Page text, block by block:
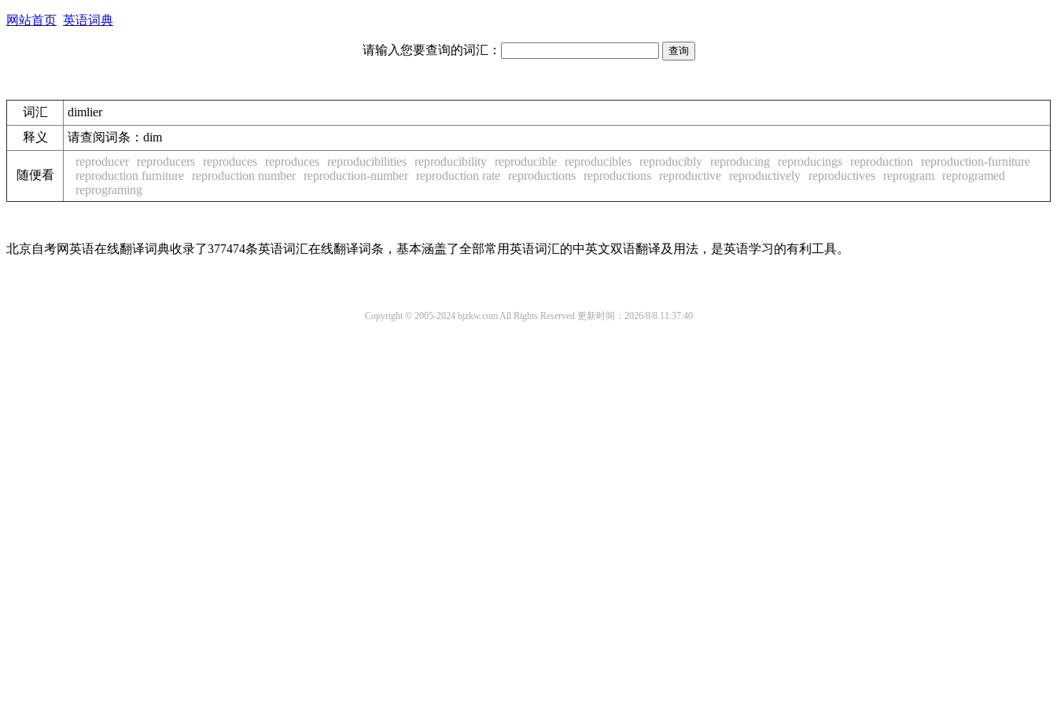
网站首页 英语词典
请输入您要查询的词汇：
词汇
dimlier
释义
请查阅词条：dim
随便看
reproducer reproducers reproduces reproduces reproducibilities reproducibility reproducible reproducibles reproducibly reproducing reproducings reproduction
reproduction-furniture
reproduction furniture reproduction number reproduction-number reproduction rate reproductions reproductions reproductive reproductively reproductives reprogram
reprogramed
reprograming
北京自考网英语在线翻译词典收录了377474条英语词汇在线翻译词条，基本涵盖了全部常用英语词汇的中英文双语翻译及用法，是英语学习的有利工具。
Copyright © 2005-2024 bjzkw.com All Rights Reserved更新时间：2026/8/8 11:37:40